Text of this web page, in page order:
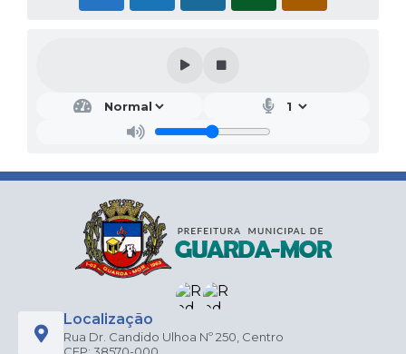
Localização
Rua Dr. Candido Ulhoa Nº 250, Centro